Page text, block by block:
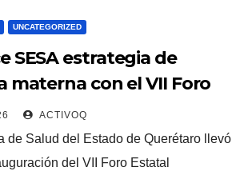
UNCATEGORIZED
SESA estrategia de
materna con el VII Foro
la UAQ
ACTIVOQ
de Salud del Estado de Querétaro llevó
del VII Foro Estatal